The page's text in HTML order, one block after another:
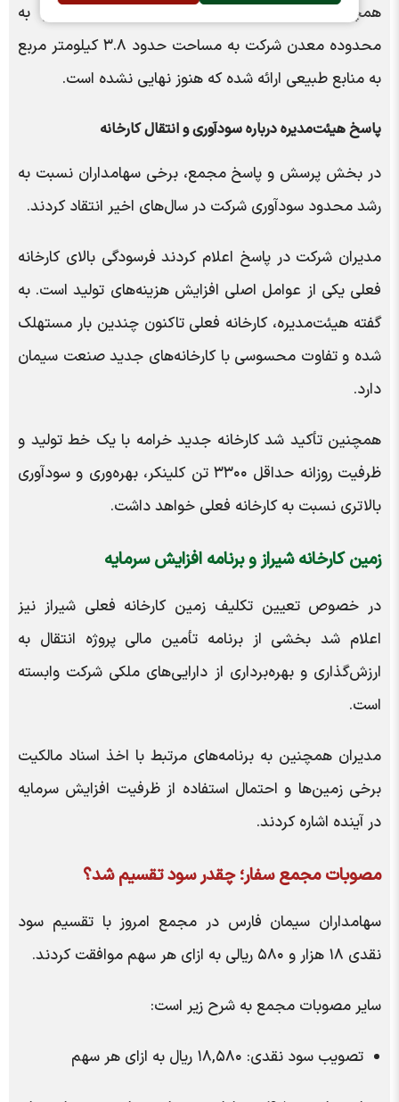
همچنین درخواست الحاق بخشی از اراضی مجاور به
محدوده معدن شرکت به مساحت حدود ۳.۸ کیلومتر مربع
به منابع طبیعی ارائه شده که هنوز نهایی نشده است.
پاسخ هیئت‌مدیره درباره سودآوری و انتقال کارخانه
در بخش پرسش و پاسخ مجمع، برخی سهامداران نسبت به
رشد محدود سودآوری شرکت در سال‌های اخیر انتقاد کردند.
مدیران شرکت در پاسخ اعلام کردند فرسودگی بالای کارخانه
فعلی یکی از عوامل اصلی افزایش هزینه‌های تولید است. به
گفته هیئت‌مدیره، کارخانه فعلی تاکنون چندین بار مستهلک
شده و تفاوت محسوسی با کارخانه‌های جدید صنعت سیمان
دارد.
همچنین تأکید شد کارخانه جدید خرامه با یک خط تولید و
ظرفیت روزانه حداقل ۳۳۰۰ تن کلینکر، بهره‌وری و سودآوری
بالاتری نسبت به کارخانه فعلی خواهد داشت.
زمین کارخانه شیراز و برنامه افزایش سرمایه
در خصوص تعیین تکلیف زمین کارخانه فعلی شیراز نیز
اعلام شد بخشی از برنامه تأمین مالی پروژه انتقال به
ارزش‌گذاری و بهره‌برداری از دارایی‌های ملکی شرکت وابسته
است.
مدیران همچنین به برنامه‌های مرتبط با اخذ اسناد مالکیت
برخی زمین‌ها و احتمال استفاده از ظرفیت افزایش سرمایه
در آینده اشاره کردند.
مصوبات مجمع سفار؛ چقدر سود تقسیم شد؟
سهامداران سیمان فارس در مجمع امروز با تقسیم سود
نقدی ۱۸ هزار و ۵۸۰ ریالی به ازای هر سهم موافقت کردند.
سایر مصوبات مجمع به شرح زیر است:
تصویب سود نقدی: ۱۸,۵۸۰ ریال به ازای هر سهم